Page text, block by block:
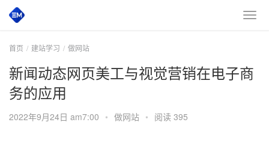
首页 建站学习 做网站
新闻动态网页美工与视觉营销在电子商
务的应用
2022年9月24日 am7:00 • 做网站 • 阅读 395